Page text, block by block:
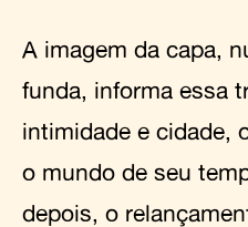
A imagem da capa,
funda, informa essa
intimidade e cidade,
o mundo de seu
depois, o